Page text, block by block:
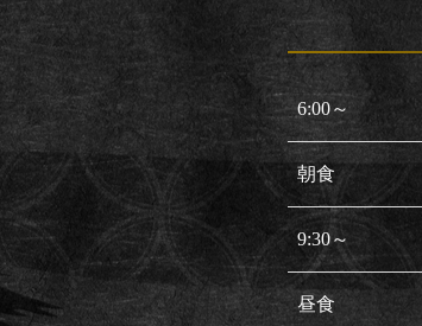
6:00～
朝食
9:30～
昼食